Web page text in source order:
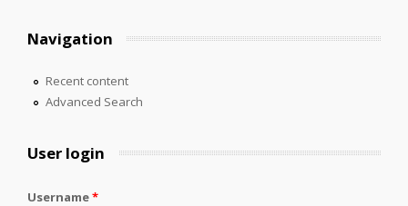
Navigation
Recent content
Advanced Search
User login
Username*